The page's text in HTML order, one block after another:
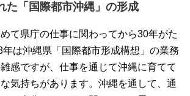
た「国際都市沖縄」の形成
て県庁の仕事に関わってから30年がた
は沖縄県「国際都市形成構想」の業務
感ですが、仕事を通じて沖縄に育てて
気持ちがあります。沖縄を通して、通